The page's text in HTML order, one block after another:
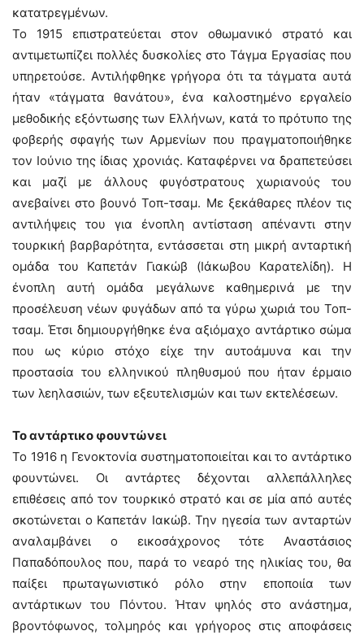
κατατρεγμένων.
Το 1915 επιστρατεύεται στον οθωμανικό στρατό και
αντιμετωπίζει πολλές δυσκολίες στο Τάγμα Εργασίας που
υπηρετούσε. Αντιλήφθηκε γρήγορα ότι τα τάγματα αυτά
ήταν «τάγματα θανάτου», ένα καλοστημένο εργαλείο
μεθοδικής εξόντωσης των Ελλήνων, κατά το πρότυπο της
φοβερής σφαγής των Αρμενίων που πραγματοποιήθηκε
τον Ιούνιο της ίδιας χρονιάς. Καταφέρνει να δραπετεύσει
και μαζί με άλλους φυγόστρατους χωριανούς του
ανεβαίνει στο βουνό Τοπ-τσαμ. Με ξεκάθαρες πλέον τις
αντιλήψεις του για ένοπλη αντίσταση απέναντι στην
τουρκική βαρβαρότητα, εντάσσεται στη μικρή ανταρτική
ομάδα του Καπετάν Γιακώβ (Ιάκωβου Καρατελίδη). Η
ένοπλη αυτή ομάδα μεγάλωνε καθημερινά με την
προσέλευση νέων φυγάδων από τα γύρω χωριά του Τοπ-
τσαμ. Έτσι δημιουργήθηκε ένα αξιόμαχο αντάρτικο σώμα
που ως κύριο στόχο είχε την αυτοάμυνα και την
προστασία του ελληνικού πληθυσμού που ήταν έρμαιο
των λεηλασιών, των εξευτελισμών και των εκτελέσεων.
Το αντάρτικο φουντώνει
Το 1916 η Γενοκτονία συστηματοποιείται και το αντάρτικο
φουντώνει. Οι αντάρτες δέχονται αλλεπάλληλες
επιθέσεις από τον τουρκικό στρατό και σε μία από αυτές
σκοτώνεται ο Καπετάν Ιακώβ. Την ηγεσία των ανταρτών
αναλαμβάνει ο εικοσάχρονος τότε Αναστάσιος
Παπαδόπουλος που, παρά το νεαρό της ηλικίας του, θα
παίξει πρωταγωνιστικό ρόλο στην εποποιία των
αντάρτικων του Πόντου. Ήταν ψηλός στο ανάστημα,
βροντόφωνος, τολμηρός και γρήγορος στις αποφάσεις